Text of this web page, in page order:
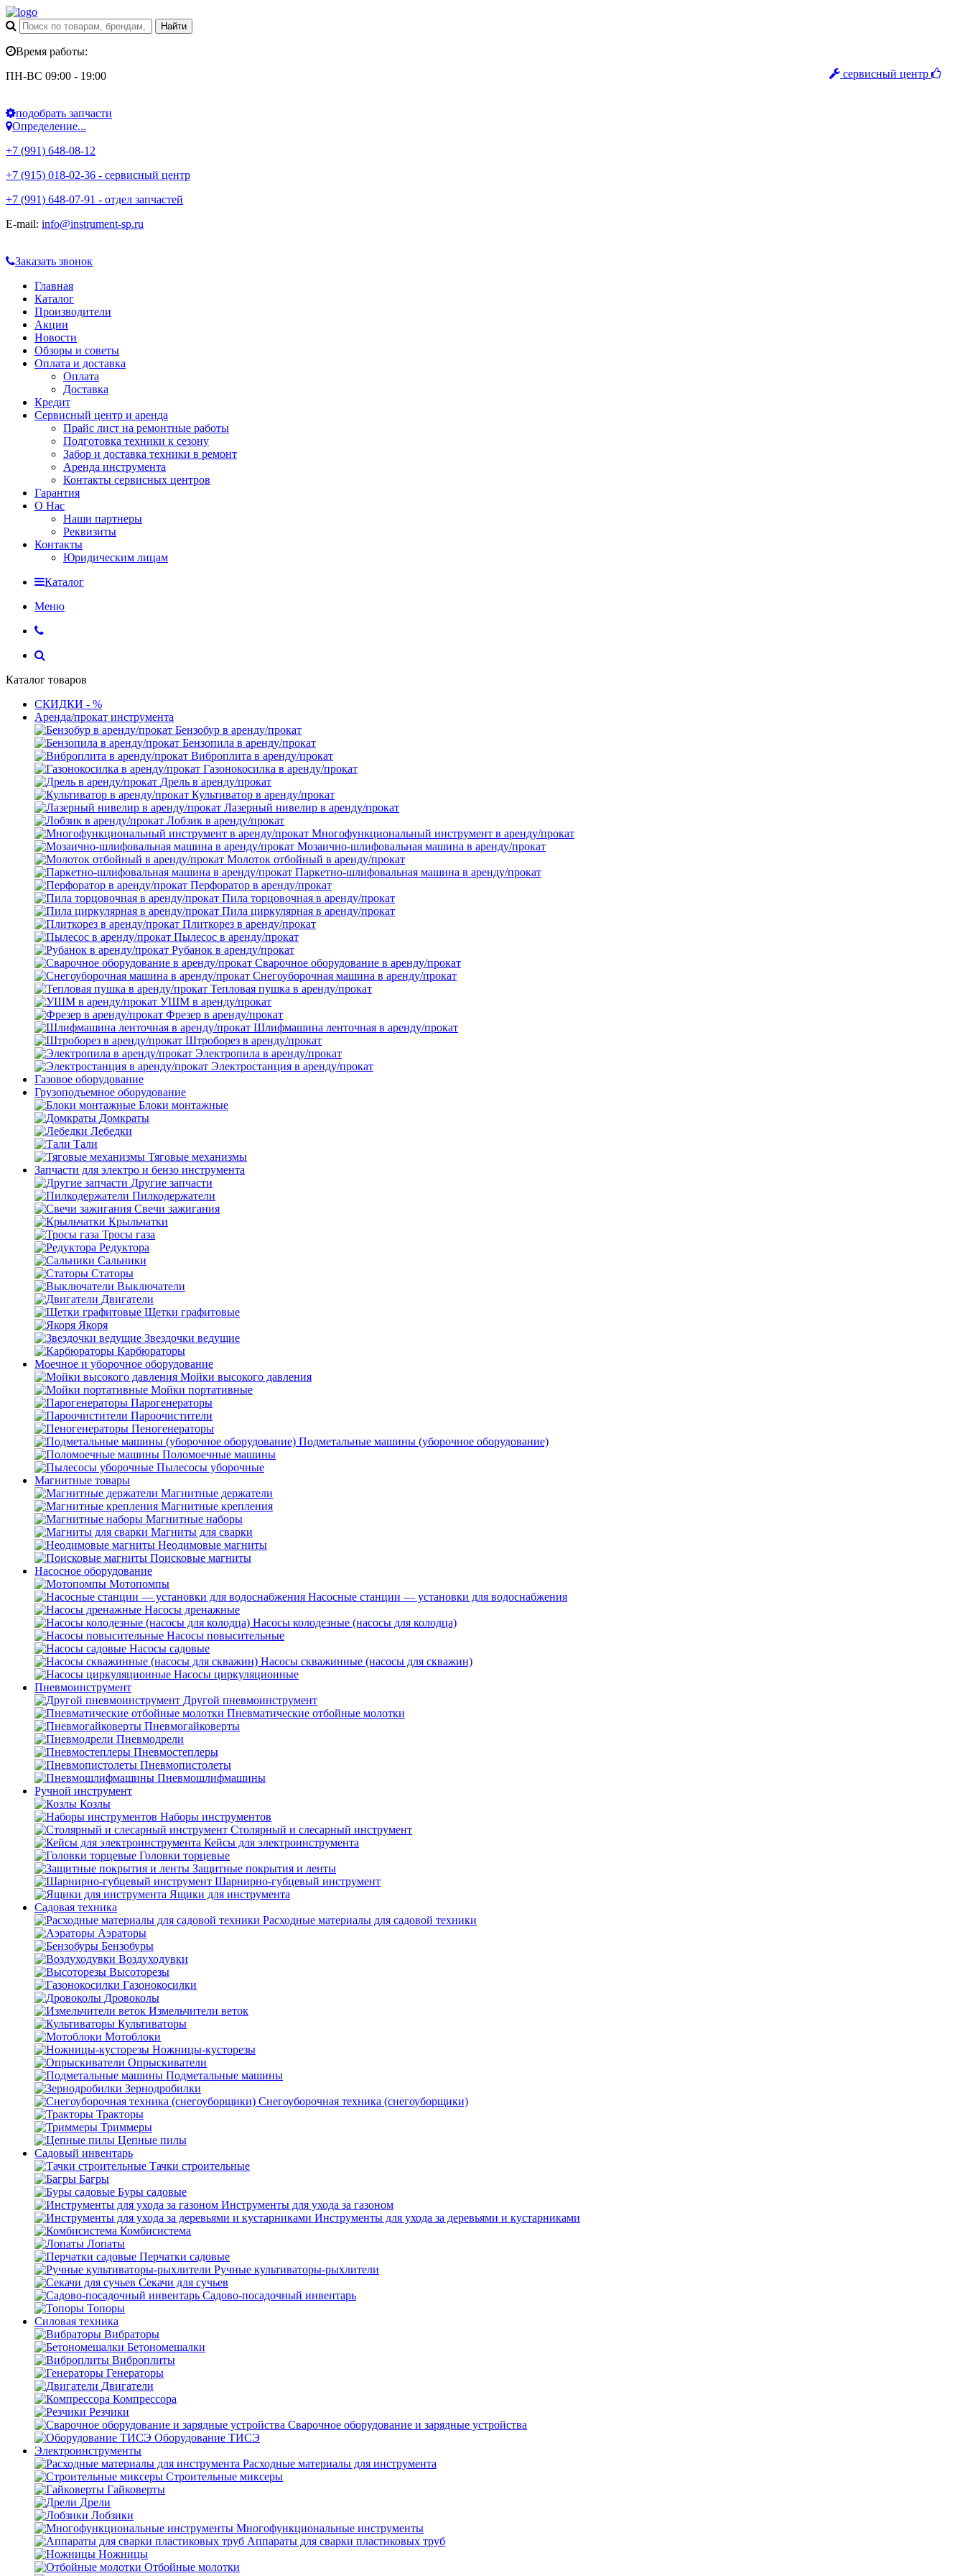
сервисный центр
Время работы:
ПН-ВС 09:00 - 19:00
подобрать запчасти
Определение...
+7 (991) 648-08-12
+7 (915) 018-02-36 - сервисный центр
+7 (991) 648-07-91 - отдел запчастей
E-mail: info@instrument-sp.ru
Заказать звонок
Главная
Каталог
Производители
Акции
Новости
Обзоры и советы
Оплата и доставка
Оплата
Доставка
Кредит
Сервисный центр и аренда
Прайс лист на ремонтные работы
Подготовка техники к сезону
Забор и доставка техники в ремонт
Аренда инструмента
Контакты сервисных центров
Гарантия
О Нас
Наши партнеры
Реквизиты
Контакты
Юридическим лицам
Каталог
Меню
Каталог товаров
СКИДКИ - %
Аренда/прокат инструмента
Бензобур в аренду/прокат
Бензопила в аренду/прокат
Виброплита в аренду/прокат
Газонокосилка в аренду/прокат
Дрель в аренду/прокат
Культиватор в аренду/прокат
Лазерный нивелир в аренду/прокат
Лобзик в аренду/прокат
Многофункциональный инструмент в аренду/прокат
Мозаично-шлифовальная машина в аренду/прокат
Молоток отбойный в аренду/прокат
Паркетно-шлифовальная машина в аренду/прокат
Перфоратор в аренду/прокат
Пила торцовочная в аренду/прокат
Пила циркулярная в аренду/прокат
Плиткорез в аренду/прокат
Пылесос в аренду/прокат
Рубанок в аренду/прокат
Сварочное оборудование в аренду/прокат
Снегоуборочная машина в аренду/прокат
Тепловая пушка в аренду/прокат
УШМ в аренду/прокат
Фрезер в аренду/прокат
Шлифмашина ленточная в аренду/прокат
Штроборез в аренду/прокат
Электропила в аренду/прокат
Электростанция в аренду/прокат
Газовое оборудование
Грузоподъемное оборудование
Блоки монтажные
Домкраты
Лебедки
Тали
Тяговые механизмы
Запчасти для электро и бензо инструмента
Другие запчасти
Пилкодержатели
Свечи зажигания
Крыльчатки
Тросы газа
Редуктора
Сальники
Статоры
Выключатели
Двигатели
Щетки графитовые
Якоря
Звездочки ведущие
Карбюраторы
Моечное и уборочное оборудование
Мойки высокого давления
Мойки портативные
Парогенераторы
Пароочистители
Пеногенераторы
Подметальные машины (уборочное оборудование)
Поломоечные машины
Пылесосы уборочные
Магнитные товары
Магнитные держатели
Магнитные крепления
Магнитные наборы
Магниты для сварки
Неодимовые магниты
Поисковые магниты
Насосное оборудование
Мотопомпы
Насосные станции — установки для водоснабжения
Насосы дренажные
Насосы колодезные (насосы для колодца)
Насосы повысительные
Насосы садовые
Насосы скважинные (насосы для скважин)
Насосы циркуляционные
Пневмоинструмент
Другой пневмоинструмент
Пневматические отбойные молотки
Пневмогайковерты
Пневмодрели
Пневмостеплеры
Пневмопистолеты
Пневмошлифмашины
Ручной инструмент
Козлы
Наборы инструментов
Столярный и слесарный инструмент
Кейсы для электроинструмента
Головки торцевые
Защитные покрытия и ленты
Шарнирно-губцевый инструмент
Ящики для инструмента
Садовая техника
Расходные материалы для садовой техники
Аэраторы
Бензобуры
Воздуходувки
Высоторезы
Газонокосилки
Дровоколы
Измельчители веток
Культиваторы
Мотоблоки
Ножницы-кусторезы
Опрыскиватели
Подметальные машины
Зернодробилки
Снегоуборочная техника (снегоуборщики)
Тракторы
Триммеры
Цепные пилы
Садовый инвентарь
Тачки строительные
Багры
Буры садовые
Инструменты для ухода за газоном
Инструменты для ухода за деревьями и кустарниками
Комбисистема
Лопаты
Перчатки садовые
Ручные культиваторы-рыхлители
Секачи для сучьев
Садово-посадочный инвентарь
Топоры
Силовая техника
Вибраторы
Бетономешалки
Виброплиты
Генераторы
Двигатели
Компрессора
Резчики
Сварочное оборудование и зарядные устройства
Оборудование ТИСЭ
Электроинструменты
Расходные материалы для инструмента
Строительные миксеры
Гайковерты
Дрели
Лобзики
Многофункциональные инструменты
Аппараты для сварки пластиковых труб
Ножницы
Отбойные молотки